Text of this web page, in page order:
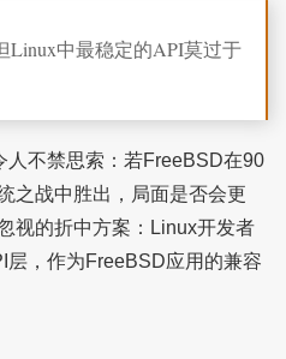
Linux中最稳定的API莫过于
人不禁思索：若FreeBSD在90
之战中胜出，局面是否会更
视的折中方案：Linux开发者
层，作为FreeBSD应用的兼容